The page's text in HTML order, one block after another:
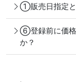
①販売日指定と
⑥登録前に価格
か？